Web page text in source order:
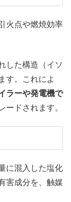
火点や燃焼効率
した構造（イソ
す。これによ
ラーや発電機で
ードされます。
に混入した塩化
害成分を、触媒